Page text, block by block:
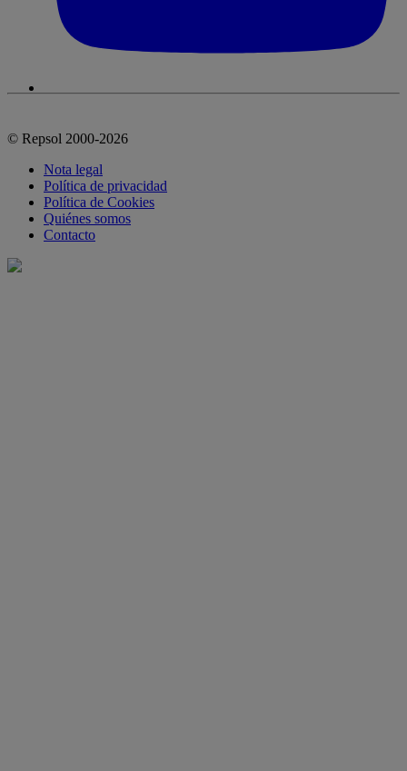
© Repsol 2000-2026
Nota legal
Política de privacidad
Política de Cookies
Quiénes somos
Contacto